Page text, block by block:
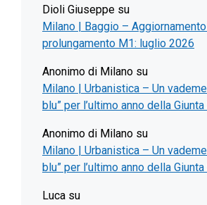
Dioli Giuseppe su
Milano | Baggio –
prolungamento M1: luglio 2026
Anonimo di Milano su
Milano | Urbanistica – Un
blu” per l’ultimo anno della Giunta
Anonimo di Milano su
Milano | Urbanistica – Un
blu” per l’ultimo anno della Giunta
Luca su